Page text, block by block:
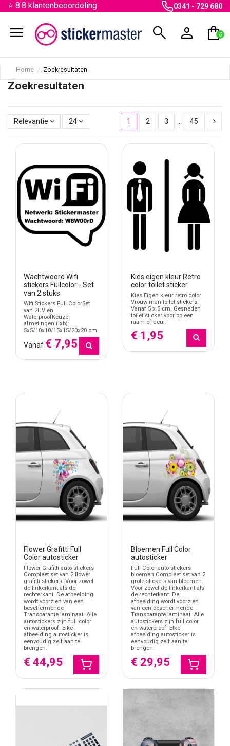
⭐ 8.8 klantenbeoordeling 0341 - 729 680
menu search person shopping_bag
0
Home Zoekresultaten
Zoekresultaten
1 2 3 45
Relevantie 24
Wachtwoord Wifi
stickers Fullcolor - Set
van 2 stuks
Wifi Stickers Full ColorSet
van 2UV en
WaterproofKeuze
afmetingen (lxb):
5x5/10x10/15x15/20x20 cm
Vanaf € 7,95
Kies eigen kleur Retro
color toilet sticker
Kies Eigen kleur retro color
Vrouw man toilet stickers.
Vanaf 5 x 5 cm. Gesneden
toilet sticker voor op een
raam of deur.
€ 1,95
Flower Grafitti Full
Color autosticker
Flower Grafitti auto stickers
Compleet set van 2 flower
grafitti stickers. Voor zowel
de linkerkant als de
rechterkant. De afbeelding
wordt voorzien van een
beschermende
Transparante laminaat. Alle
autostickers zijn full color
en waterproof. Elke
afbeelding autosticker is
eenvoudig zelf aan te
brengen.
€ 44,95
Bloemen Full Color
autosticker
Full Color auto stickers
bloemen Compleet set van 2
grote stickers van bloemen.
Voor zowel de linkerkant als
de rechterkant. De
afbeelding wordt voorzien
van een beschermende
Transparante laminaat. Alle
autostickers zijn full color
en waterproof. Elke
afbeelding autosticker is
eenvoudig zelf aan te
brengen.
€ 29,95